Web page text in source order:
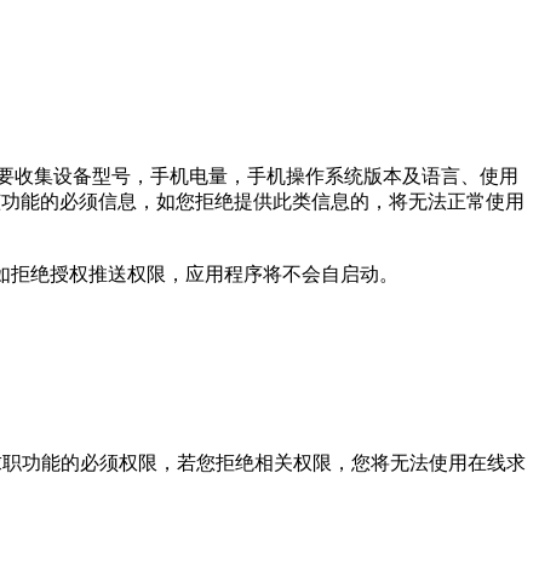
收集设备型号，手机电量，手机操作系统版本及语言、使用
能的必须信息，如您拒绝提供此类信息的，将无法正常使用
绝授权推送权限，应用程序将不会自启动。
功能的必须权限，若您拒绝相关权限，您将无法使用在线求